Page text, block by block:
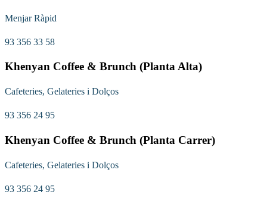
Menjar Ràpid
93 356 33 58
Khenyan Coffee & Brunch (Planta Alta)
Cafeteries, Gelateries i Dolços
93 356 24 95
Khenyan Coffee & Brunch (Planta Carrer)
Cafeteries, Gelateries i Dolços
93 356 24 95